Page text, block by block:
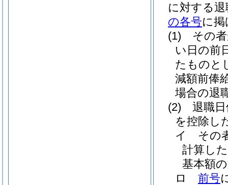
に対する
の各号に
(1)
その
い日の前
たものと
減額前俸
場合の退
(2)
退職
を控除し
イ
その
計算し
基本額
ロ
前号